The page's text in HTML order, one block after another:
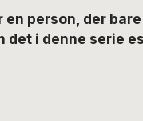
en person, der
det i denne serie